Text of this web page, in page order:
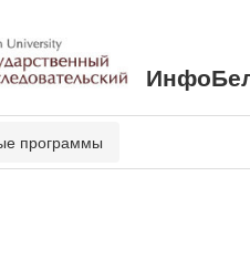
программы